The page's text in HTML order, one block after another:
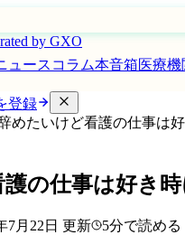
by GXO
ュース コラム本音箱医療
登録
めたいけど看護の仕事は
の仕事は好き
7月22日 更新 5分で読める